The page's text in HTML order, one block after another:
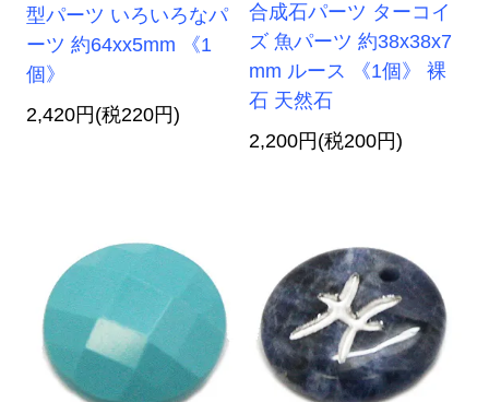
型パーツ いろいろなパ
ーツ 約64xx5mm 《1
個》
2,420円(税220円)
合成石パーツ ターコイ
ズ 魚パーツ 約38x38x7
mm ルース 《1個》 裸
石 天然石
2,200円(税200円)